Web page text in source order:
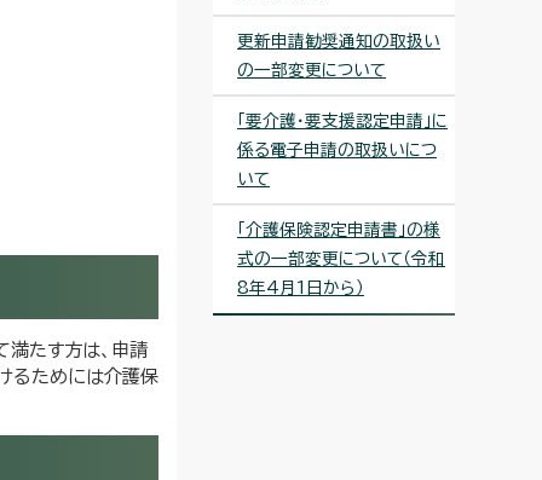
満たす方は、申請
るためには介護保
更新申請勧奨通知の取扱い
の一部変更について
「要介護・要支援認定申請」に
係る電子申請の取扱いにつ
いて
「介護保険認定申請書」の様
式の一部変更について（令和
8年4月1日から）